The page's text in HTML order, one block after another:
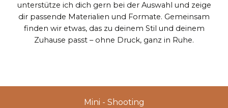
unterstütze ich dich gern bei der Auswahl und zeige
dir passende Materialien und Formate. Gemeinsam
finden wir etwas, das zu deinem Stil und deinem
Zuhause passt – ohne Druck, ganz in Ruhe.
Mini - Shooting